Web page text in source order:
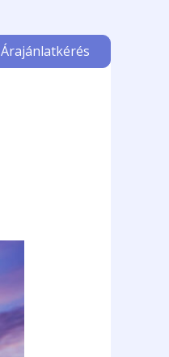
Árajánlatkérés